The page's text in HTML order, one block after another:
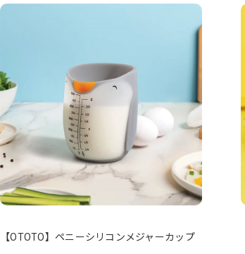
【OTOTO】ペニーシリコンメジャーカップ